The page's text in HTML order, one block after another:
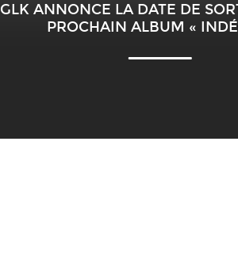
GLK ANNONCE LA DATE DE
PROCHAIN ALBUM «